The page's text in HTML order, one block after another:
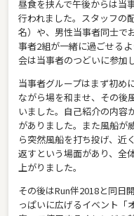
昼食を挟んで午後からは当
行われました。スタッフの
名）や、男性当事者同士で
事者2組が一緒に過ごせる
会は当事者のつどいに参加
当事者グループはまず初め
ながら場を和ませ、その後
いました。自己紹介の内容
がありました。また風船が
ら突然風船を打ち投げ、近
返すという場面があり、全
上がりました。
その後はRun伴2018と同日
っぱいに広げるイベント「